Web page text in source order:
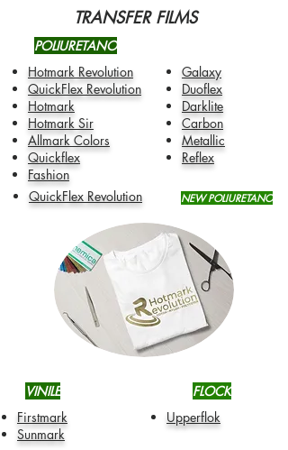
TRANSFER FILMS
POLIURETANO
Hotmark Revolution
QuickFlex Revolution
Hotmark
Hotmark Sir
Allmark Colors
Quickflex
Fashion
Galaxy
Duoflex
Darklite
Carbon
Metallic
Reflex
QuickFlex Revolution NEW POLIURETANO
VINILE
Firstmark
Sunmark
FLOCK
Upperflok